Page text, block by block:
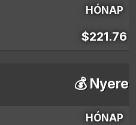
HÓNAP
$221.76
💰
HÓNAP